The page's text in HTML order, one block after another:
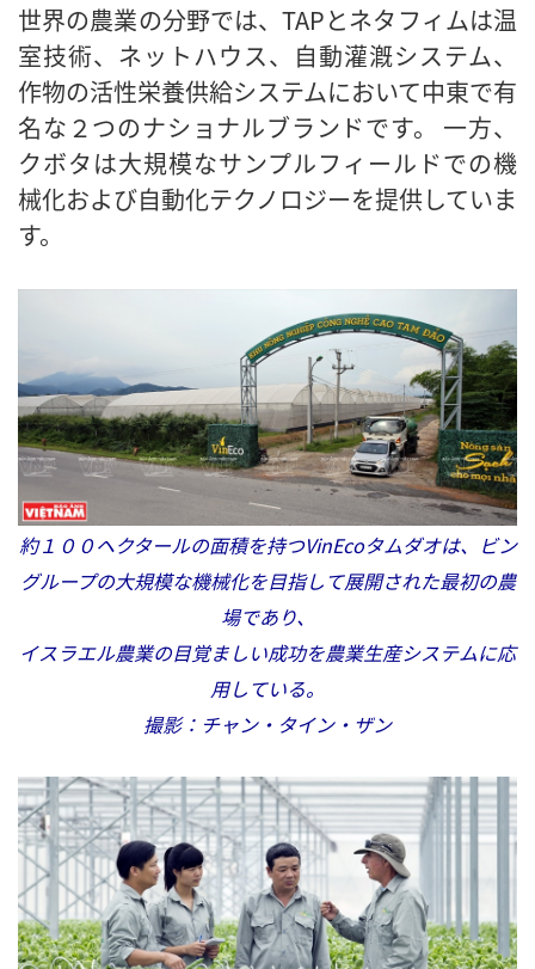
世界の農業の分野では、TAPとネタフィムは温
室技術、ネットハウス、自動灌漑システム、
作物の活性栄養供給システムにおいて中東で有
名な２つのナショナルブランドです。 一方、
クボタは大規模なサンプルフィールドでの機
械化および自動化テクノロジーを提供していま
す。
約１００ヘクタールの面積を持つVinEcoタムダオは、ビン
グループの大規模な機械化を目指して展開された最初の農
場であり、
イスラエル農業の目覚ましい成功を農業生産システムに応
用している。
撮影：チャン・タイン・ザン